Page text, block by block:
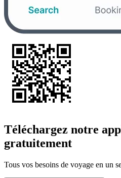
Téléchargez notre
gratuitement
Tous vos besoins de voyage en un